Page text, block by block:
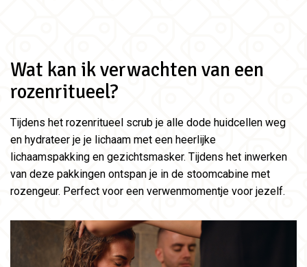
Wat kan ik verwachten van een
rozenritueel?
Tijdens het rozenritueel scrub je alle dode huidcellen weg
en hydrateer je je lichaam met een heerlijke
lichaamspakking en gezichtsmasker. Tijdens het inwerken
van deze pakkingen ontspan je in de stoomcabine met
rozengeur. Perfect voor een verwenmomentje voor jezelf.